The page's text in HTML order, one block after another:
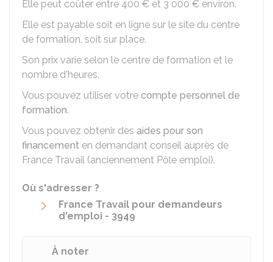
Elle peut coûter entre 400 € et 3 000 € environ.
Elle est payable soit en ligne sur le site du centre
de formation, soit sur place.
Son prix varie selon le centre de formation et le
nombre d'heures.
Vous pouvez utiliser votre compte personnel de
formation.
Vous pouvez obtenir des aides pour son
financement en demandant conseil auprès de
France Travail (anciennement Pôle emploi).
Où s'adresser ?
France Travail pour demandeurs
d'emploi - 3949
À noter